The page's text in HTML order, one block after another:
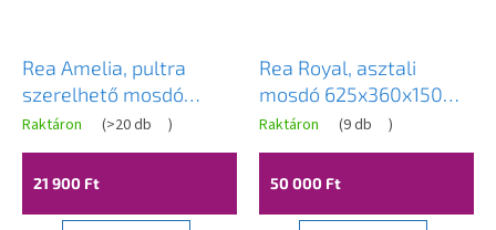
Rea Amelia, pultra
szerelhető mosdó
450x305x125 mm,
fényes fehér, REA-
U4330
Raktáron (>20 db )
21 900 Ft
Rea Royal, asztali
mosdó 625x360x150
mm, fekete-fehér, REA-
U6600
Raktáron (9 db )
50 000 Ft